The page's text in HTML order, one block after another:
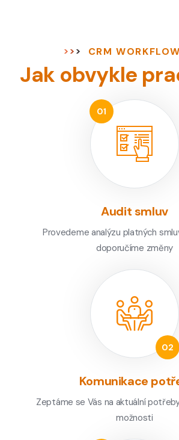
CRM WORKFLOW
Jak obvykle
Audit smluv
Provedeme analýzu platných
doporučíme změny
Komunikace
Zeptáme se Vás na aktuální
možnosti